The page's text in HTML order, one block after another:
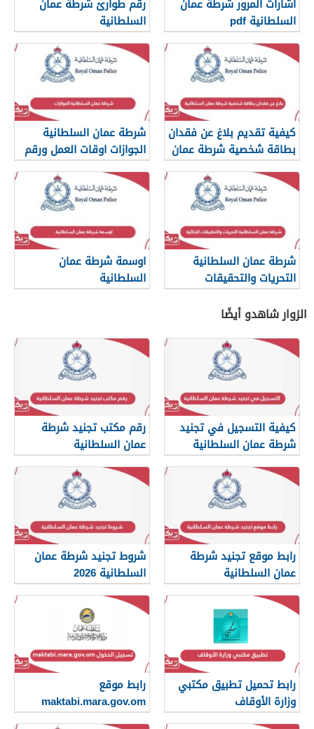
اشارات المرور شرطة عمان
السلطانية pdf
رقم طوارئ شرطة عمان
السلطانية
كيفية تقديم بلاغ عن فقدان
بطاقة شخصية شرطة عمان
السلطانية
شرطة عمان السلطانية
الجوازات اوقات العمل ورقم
التواصل
شرطة عمان السلطانية
التحريات والتحقيقات
الجنائية
اوسمة شرطة عمان
السلطانية
الزوار شاهدو أيضًا
كيفية التسجيل في تجنيد
شرطة عمان السلطانية
2026
رقم مكتب تجنيد شرطة
عمان السلطانية
رابط موقع تجنيد شرطة
عمان السلطانية
شروط تجنيد شرطة عمان
السلطانية 2026
رابط تحميل تطبيق مكتبي
وزارة الأوقاف
رابط موقع
maktabi.mara.gov.om
تسجيل الدخول